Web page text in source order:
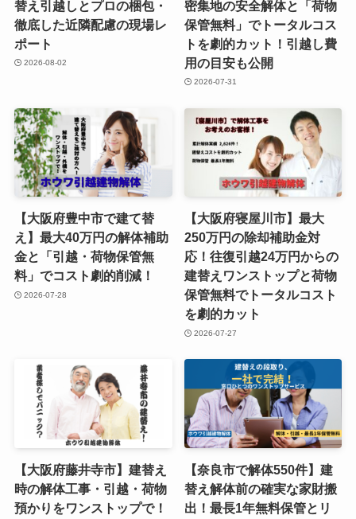
替え引越しとプロの梱包・
徹底した近隣配慮の現場レ
ポート
2026-08-02
密集地の安全解体と「荷物
保管無料」でトータルコス
トを劇的カット！引越し費
用の目安も公開
2026-07-31
【大阪府豊中市で建て替
え】最大40万円の解体補助
金と「引越・荷物保管無
料」でコスト劇的削減！
2026-07-28
【大阪府寝屋川市】最大
250万円の除却補助金対
応！往復引越24万円からの
建替えワンストップと荷物
保管無料でトータルコスト
を劇的カット
2026-07-27
【大阪府藤井寺市】建替え
時の解体工事・引越・荷物
預かりをワンストップで！
【奈良市で解体550件】建
替え解体前の確実な家財搬
出！最長1年無料保管とリ